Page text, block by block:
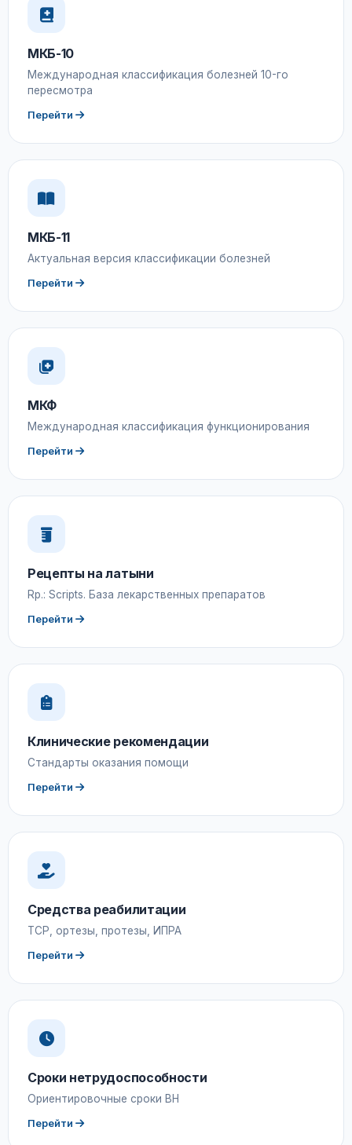
МКБ-10
Международная классификация болезней 10-го
пересмотра
Перейти
МКБ-11
Актуальная версия классификации болезней
Перейти
МКФ
Международная классификация функционирования
Перейти
Рецепты на латыни
Rp.: Scripts. База лекарственных препаратов
Перейти
Клинические рекомендации
Стандарты оказания помощи
Перейти
Средства реабилитации
ТСР, ортезы, протезы, ИПРА
Перейти
Сроки нетрудоспособности
Ориентировочные сроки ВН
Перейти